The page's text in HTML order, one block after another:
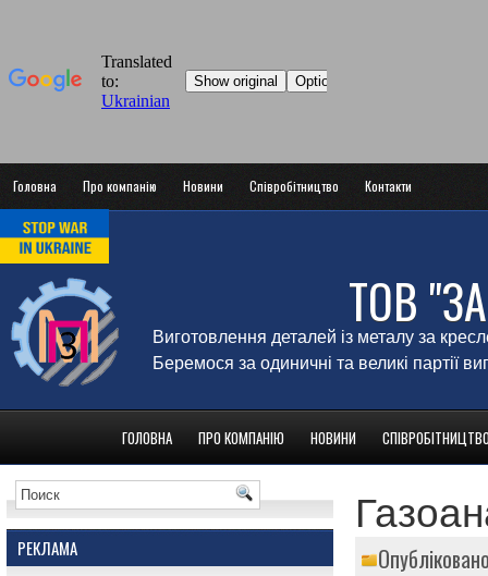
Головна Про компанію Новини Співробітництво Контакти
ТОВ
Виготовлення деталей із металу за
Беремося за одиничні та великі партії
ГОЛОВНА ПРО КОМПАНІЮ НОВИНИ
РЕКЛАМА